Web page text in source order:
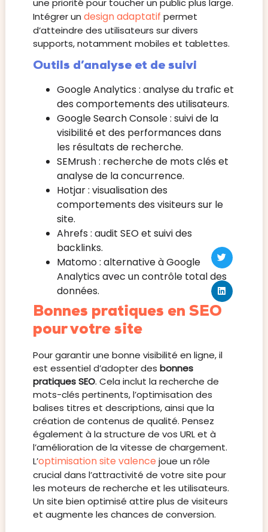
une priorité pour toucher un public plus large.
Intégrer un design adaptatif permet
d’atteindre des utilisateurs sur divers
supports, notamment mobiles et tablettes.
Outils d’analyse et de suivi
Google Analytics : analyse du trafic et
des comportements des utilisateurs.
Google Search Console : suivi de la
visibilité et des performances dans
les résultats de recherche.
SEMrush : recherche de mots clés et
analyse de la concurrence.
Hotjar : visualisation des
comportements des visiteurs sur le
site.
Ahrefs : audit SEO et suivi des
backlinks.
Matomo : alternative à Google
Analytics avec un contrôle total des
données.
Bonnes pratiques en SEO
pour votre site
Pour garantir une bonne visibilité en ligne, il
est essentiel d’adopter des bonnes
pratiques SEO. Cela inclut la recherche de
mots-clés pertinents, l’optimisation des
balises titres et descriptions, ainsi que la
création de contenus de qualité. Pensez
également à la structure de vos URL et à
l’amélioration de la vitesse de chargement.
L’optimisation site valence joue un rôle
crucial dans l’attractivité de votre site pour
les moteurs de recherche et les utilisateurs.
Un site bien optimisé attire plus de visiteurs
et augmente les chances de conversion.